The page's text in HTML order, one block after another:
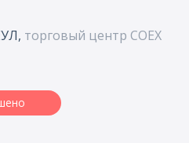
торговый центр COEX